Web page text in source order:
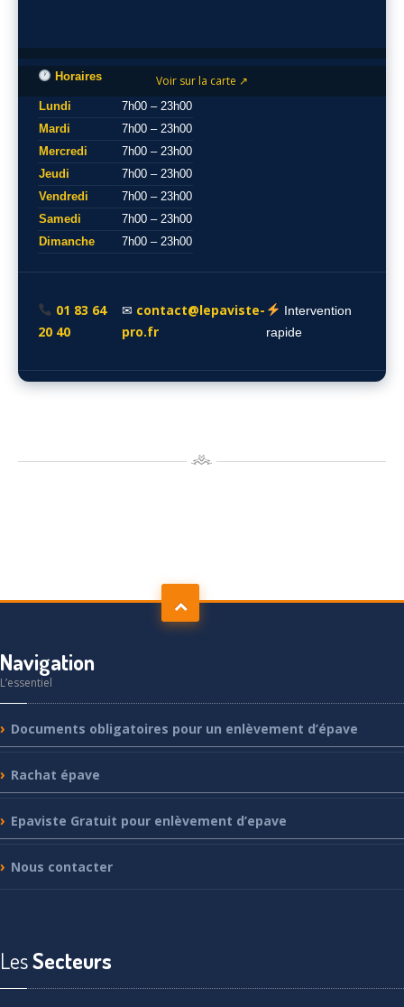
Voir sur la carte ↗
Horaires
Lundi
7h00 – 23h00
Mardi
7h00 – 23h00
Mercredi
7h00 – 23h00
Jeudi
7h00 – 23h00
Vendredi
7h00 – 23h00
Samedi
7h00 – 23h00
Dimanche
7h00 – 23h00
01 83 64
20 40
✉ contact@lepaviste-
pro.fr
Intervention
rapide
Navigation
L’essentiel
Documents obligatoires pour un enlèvement d’épave
Rachat épave
Epaviste Gratuit pour enlèvement d’epave
Nous contacter
LesSecteurs